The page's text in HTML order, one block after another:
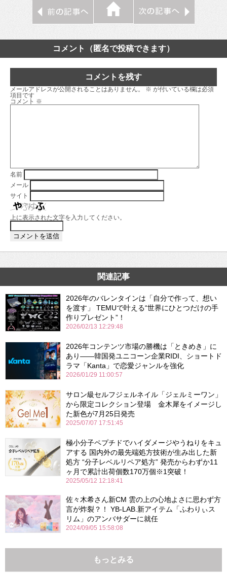
コメント（匿名で投稿できます）
コメントを残す
メールアドレスが公開されることはありません。 ※ が付いている欄は必須
項目です
コメント ※
名前
メール
サイト
上に表示された文字を入力してください。
関連記事
2026年のバレンタインは「自分で作って、想い
を渡す」 TEMUで叶える“世界にひとつだけの手
作りプレゼント”！
2026/02/13 12:29:48
2026年コンテンツ市場の勝機は「ときめき」に
あり――韓国発ユニコーン企業RIDI、ショートド
ラマ「Kanta」で恋愛ジャンルを強化
2026/01/29 11:00:57
サロン級セルフジェルネイル「ジェルミーワン」
から限定コレクション登場 金木犀をイメージし
た新色が7月25日発売
2025/07/07 17:51:45
極小分子ペプチドでハイダメージやうねりをキュ
アする 国内外の最先端処方技術が生み出した新
処方 “分子レベルリペア処方” 発売からわずか11
ヶ月で累計出荷個数170万個※1突破！
2025/05/12 12:18:41
佐々木希さん新CM 雲の上の心地よさに思わず方
言が炸裂？！ YB-LAB.新アイテム「ふわりぃス
リム」のアンバサダーに就任
2024/09/05 15:58:08
もっとみる